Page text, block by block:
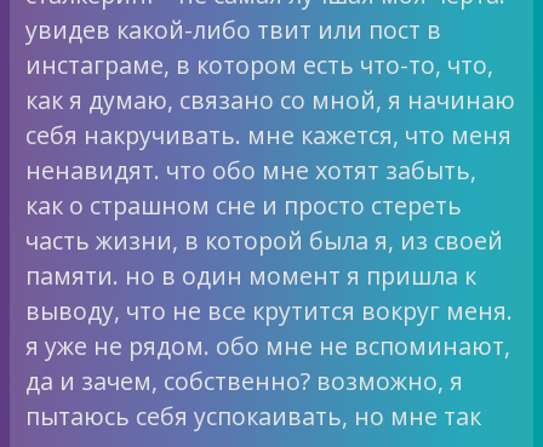
увидев какой-либо твит или пост в
инстаграме, в котором есть что-то, что,
как я думаю, связано со мной, я начинаю
себя накручивать. мне кажется, что меня
ненавидят. что обо мне хотят забыть,
как о страшном сне и просто стереть
часть жизни, в которой была я, из своей
памяти. но в один момент я пришла к
выводу, что не все крутится вокруг меня.
я уже не рядом. обо мне не вспоминают,
да и зачем, собственно? возможно, я
пытаюсь себя успокаивать, но мне так